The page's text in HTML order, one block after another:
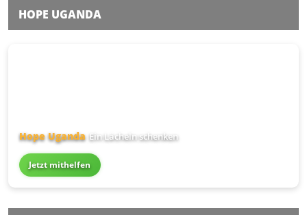
HOPE UGANDA
Hope Uganda Ein Lächeln schenken
Jetzt mithelfen